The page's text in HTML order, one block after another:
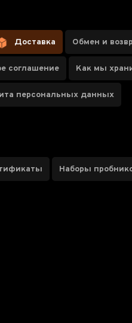
№8
Доставка Обмен и
соглашение Как мы
персональных данных
Наборы